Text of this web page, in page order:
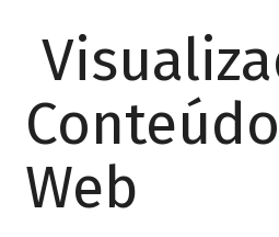
Web